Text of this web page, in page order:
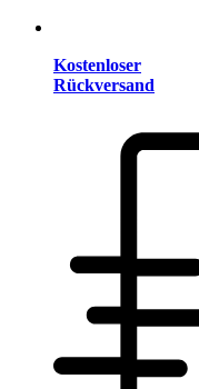
Kostenloser
Rückversand